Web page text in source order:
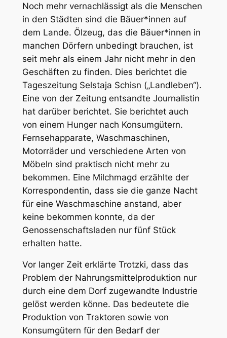
Noch mehr vernachlässigt als die Menschen
in den Städten sind die Bäuer*innen auf
dem Lande. Ölzeug, das die Bäuer*innen in
manchen Dörfern unbedingt brauchen, ist
seit mehr als einem Jahr nicht mehr in den
Geschäften zu finden. Dies berichtet die
Tageszeitung Selstaja Schisn („Landleben“).
Eine von der Zeitung entsandte Journalistin
hat darüber berichtet. Sie berichtet auch
von einem Hunger nach Konsumgütern.
Fernsehapparate, Waschmaschinen,
Motorräder und verschiedene Arten von
Möbeln sind praktisch nicht mehr zu
bekommen. Eine Milchmagd erzählte der
Korrespondentin, dass sie die ganze Nacht
für eine Waschmaschine anstand, aber
keine bekommen konnte, da der
Genossenschaftsladen nur fünf Stück
erhalten hatte.
Vor langer Zeit erklärte Trotzki, dass das
Problem der Nahrungsmittelproduktion nur
durch eine dem Dorf zugewandte Industrie
gelöst werden könne. Das bedeutete die
Produktion von Traktoren sowie von
Konsumgütern für den Bedarf der